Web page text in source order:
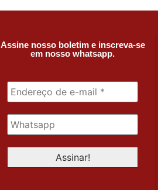
Assine nosso boletim e inscreva-se
em nosso whatsapp.